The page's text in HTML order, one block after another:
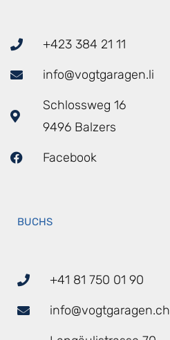
+423 384 21 11
info@vogtgaragen.li
Schlossweg 16
9496 Balzers
Facebook
BUCHS
+41 81 750 01 90
info@vogtgaragen.ch